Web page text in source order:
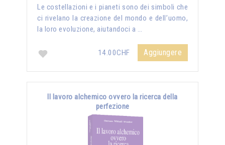
Le costellazioni e i pianeti sono dei simboli che
ci rivelano la creazione del mondo e dell’uomo,
la loro evoluzione, aiutandoci a …
14.00CHF Aggiungere
Il lavoro alchemico ovvero la ricerca della
perfezione